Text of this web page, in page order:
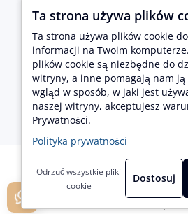
+38 (067) 82 43
Poproś o
Adres sklepu:
Tarnopol, ul. Hetmana
Lwów, ul. Brativ
Ta strona używa plików
Ta strona używa plików cookie
informacji na Twoim
plików cookie są niezbędne do
witryny, a inne pomagają nam
wgląd w sposób, w jaki jest
naszej witryny, akceptujesz
Prywatności.
Polityka prywatności
Odrzuć wszystkie pliki
cookie
Dostosuj